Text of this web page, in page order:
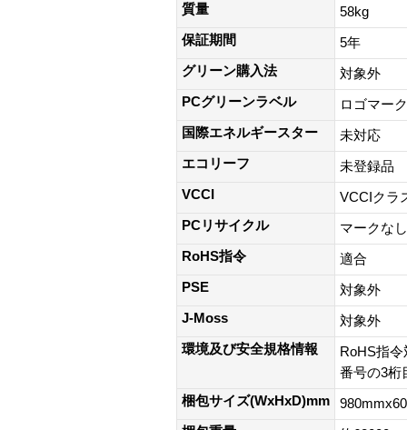
質量
58kg
保証期間
5年
グリーン購入法
対象外
PCグリーンラベル
ロゴマー
国際エネルギースター
未対応
エコリーフ
未登録品
VCCI
VCCIクラ
PCリサイクル
マークなし
RoHS指令
適合
PSE
対象外
J-Moss
対象外
環境及び安全規格情報
RoHS指
番号の3桁
梱包サイズ(WxHxD)mm